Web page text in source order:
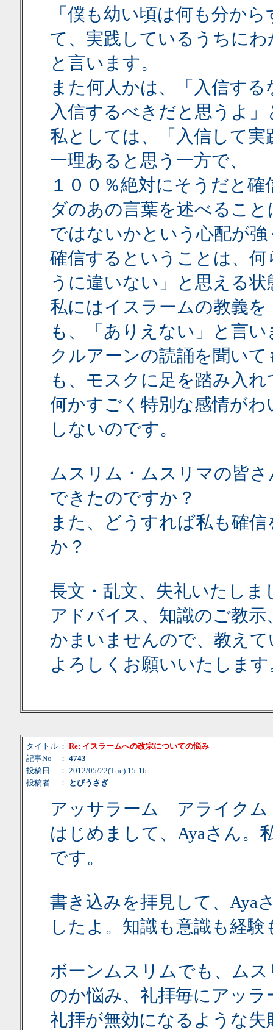
「僕も幼い頃は何も分か
て、実践しているうちに
と言います。
また何人かは、「入信す
入信するべきだと思うよ
私としては、「入信して
一理あると思う一方で、
１００％絶対にそうだと
ダのあの言葉を述べるこ
ではないかという心配が
確信するということは、
うに違いない」と思える
私にはイスラームの教義
も、「ありえない」と言
クルアーンの読誦を聞い
も、モスクに足を踏み入れ
何かすごく特別な感情が
しないのです。
ムスリム・ムスリマの皆
できたのですか？
また、どうすれば私も確
か？
長文・乱文、失礼いたしま
アドバイス、知識のご教
かまいませんので、教え
よろしくお願いいたします
タイトル ： Re: イスラームへの改宗についての悩み
記事No
： 4743
投稿日
： 2012/05/22(Tue) 15:16
投稿者
： とびうさぎ
アッサラーム アライクム
はじめまして、Ayaさん。
です。
書き込みを拝見して、Aya
したよ。知識も意識も経
ボーンムスリムでも、ム
のか悩み、礼拝毎にアッ
礼拝が無効になるような